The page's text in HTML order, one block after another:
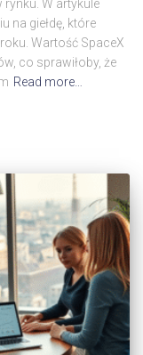
W artykule
na giełdę, które
Wartość SpaceX
co sprawiłoby, że
Read more…